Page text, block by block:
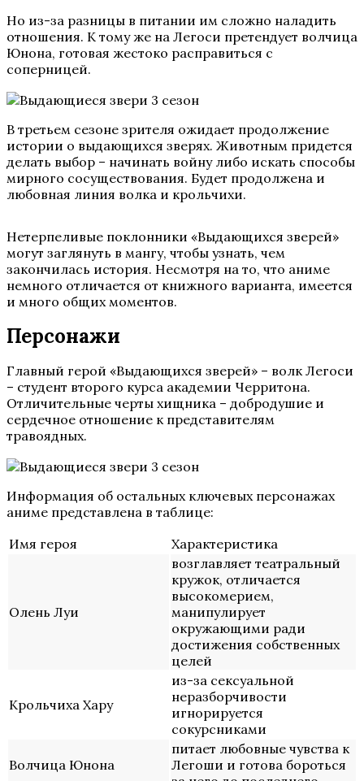
Но из-за разницы в питании им сложно наладить
отношения. К тому же на Легоси претендует волчица
Юнона, готовая жестоко расправиться с
соперницей.
В третьем сезоне зрителя ожидает продолжение
истории о выдающихся зверях. Животным придется
делать выбор – начинать войну либо искать способы
мирного сосуществования. Будет продолжена и
любовная линия волка и крольчихи.
Нетерпеливые поклонники «Выдающихся зверей»
могут заглянуть в мангу, чтобы узнать, чем
закончилась история. Несмотря на то, что аниме
немного отличается от книжного варианта, имеется
и много общих моментов.
Персонажи
Главный герой «Выдающихся зверей» – волк Легоси
– студент второго курса академии Черритона.
Отличительные черты хищника – добродушие и
сердечное отношение к представителям
травоядных.
Информация об остальных ключевых персонажах
аниме представлена в таблице:
Имя героя
Характеристика
Олень Луи
возглавляет театральный
кружок, отличается
высокомерием,
манипулирует
окружающими ради
достижения собственных
целей
Крольчиха Хару
из-за сексуальной
неразборчивости
игнорируется
сокурсниками
Волчица Юнона
питает любовные чувства к
Легоши и готова бороться